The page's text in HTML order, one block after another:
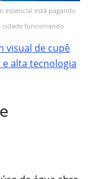
essencial está pagando
cidade funcionando
visual de cupê
alta tecnologia